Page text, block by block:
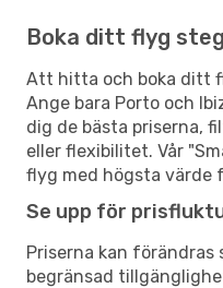
Boka ditt flyg
Att hitta och boka ditt
Ange bara Porto och
dig de bästa priserna,
eller flexibilitet. Vår
flyg med högsta värde
Se upp för
Priserna kan förändras
begränsad